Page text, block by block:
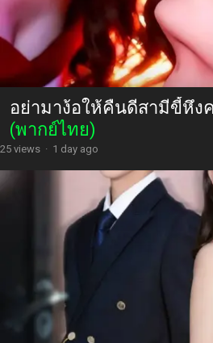
อย่ามาง้อให้คืนดีสามีขี้หึง
(พากย์ไทย)
25 views · 1 day ago